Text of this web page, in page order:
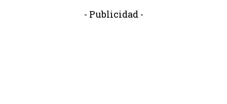
- Publicidad -